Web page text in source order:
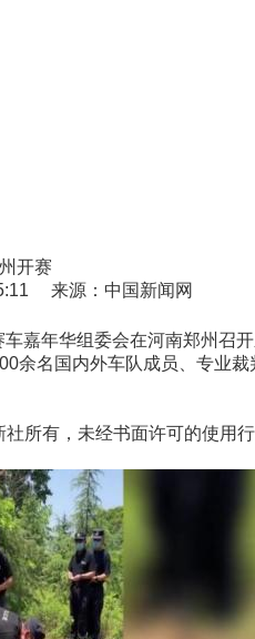
开赛
来源：中国新闻网
年华组委会在河南郑州召开
余名国内外车队成员、专业
所有，未经书面许可的使用